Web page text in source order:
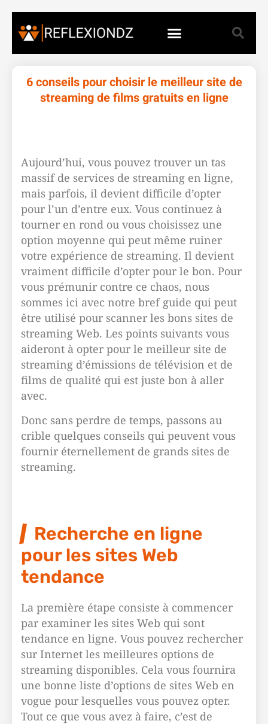
6 conseils pour choisir le meilleur site de
streaming de films gratuits en ligne
Aujourd’hui, vous pouvez trouver un tas
massif de services de streaming en ligne,
mais parfois, il devient difficile d’opter
pour l’un d’entre eux. Vous continuez à
tourner en rond ou vous choisissez une
option moyenne qui peut même ruiner
votre expérience de streaming. Il devient
vraiment difficile d’opter pour le bon. Pour
vous prémunir contre ce chaos, nous
sommes ici avec notre bref guide qui peut
être utilisé pour scanner les bons sites de
streaming Web. Les points suivants vous
aideront à opter pour le meilleur site de
streaming d’émissions de télévision et de
films de qualité qui est juste bon à aller
avec.
Donc sans perdre de temps, passons au
crible quelques conseils qui peuvent vous
fournir éternellement de grands sites de
streaming.
Recherche en ligne
pour les sites Web
tendance
La première étape consiste à commencer
par examiner les sites Web qui sont
tendance en ligne. Vous pouvez rechercher
sur Internet les meilleures options de
streaming disponibles. Cela vous fournira
une bonne liste d’options de sites Web en
vogue pour lesquelles vous pouvez opter.
Tout ce que vous avez à faire, c’est de